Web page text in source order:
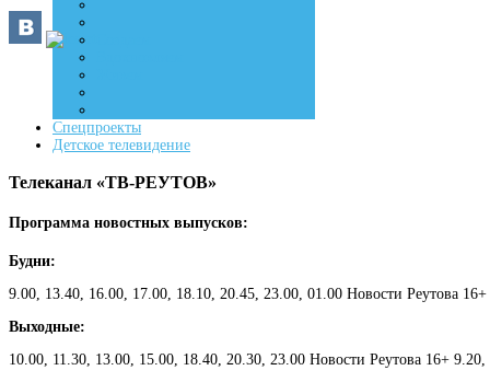
Спецпроекты
Детское телевидение
Телеканал «ТВ-РЕУТОВ»
Программа новостных выпусков:
Будни:
9.00, 13.40, 16.00, 17.00, 18.10, 20.45, 23.00, 01.00 Новости Реутова
Выходные:
10.00, 11.30, 13.00, 15.00, 18.40, 20.30, 23.00 Новости Реутова 16+